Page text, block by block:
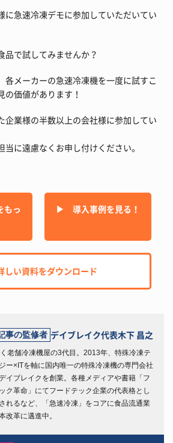
に急速冷凍デモに参加していただいてい
品で試してみませんか？
各メーカーの急速冷凍機を一度に試すこ
の価値があります！
企業様の半数以上の会社様に参加してい
に遠慮なくお申し付けください。
っ
▶︎ 導入事例を見る！
い資料をダウンロード
事の監修者 デイブレイク代表木下 昌之
老舗冷凍機屋の3代目。2013年、特殊冷凍テ
ー×ITを軸に国内唯一の特殊冷凍機の専門会社
イブレイクを創業。各種メディアや書籍「フ
ク革命」にてフードテック企業の代表格とし
れるなど、「急速冷凍」をコアに食品流通業
改革に邁進中。